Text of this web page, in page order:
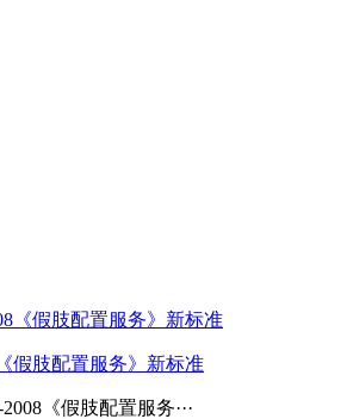
假肢配置服务》新标准
《假肢配置服务···